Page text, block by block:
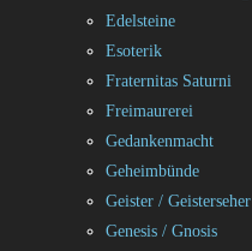
Edelsteine
Esoterik
Fraternitas Saturni
Freimaurerei
Gedankenmacht
Geheimbünde
Geister / Geisterseher
Genesis / Gnosis